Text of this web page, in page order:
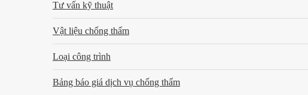
Tư vấn kỹ thuật
Vật liệu chống thấm
Loại công trình
Bảng báo giá dịch vụ chống thấm